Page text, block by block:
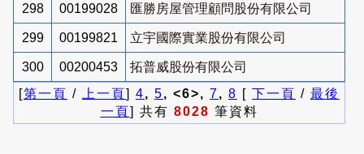
298 00199028 匯勝房屋管理顧問股份有限公司
299 00199821 立宇國際實業股份有限公司
300 00200453
拓普威股份有限公司
[第一頁 / 上一頁] 4, 5, <6>, 7, 8 [ 下一頁 / 最後
一頁] 共有 8028 筆資料